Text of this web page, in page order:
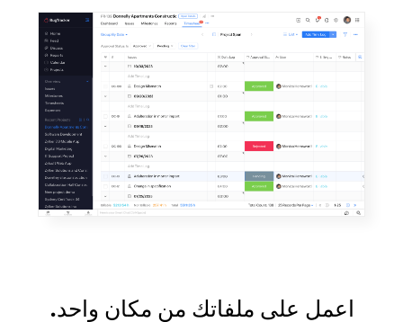
اعمل على ملفاتك من مكان واحد.